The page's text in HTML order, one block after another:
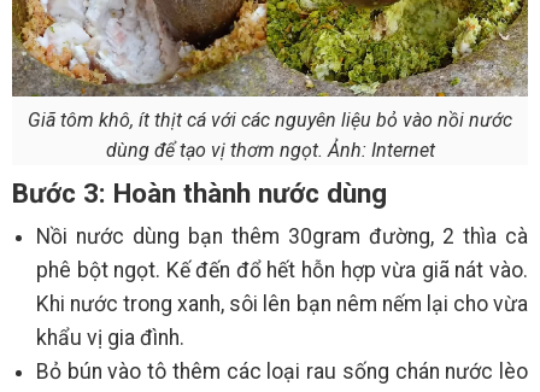
Giã tôm khô, ít thịt cá với các nguyên liệu bỏ vào nồi nước
dùng để tạo vị thơm ngọt. Ảnh: Internet
Bước 3: Hoàn thành nước dùng
Nồi nước dùng bạn thêm 30gram đường, 2 thìa cà
phê bột ngọt. Kế đến đổ hết hỗn hợp vừa giã nát vào.
Khi nước trong xanh, sôi lên bạn nêm nếm lại cho vừa
khẩu vị gia đình.
Bỏ bún vào tô thêm các loại rau sống chán nước lèo